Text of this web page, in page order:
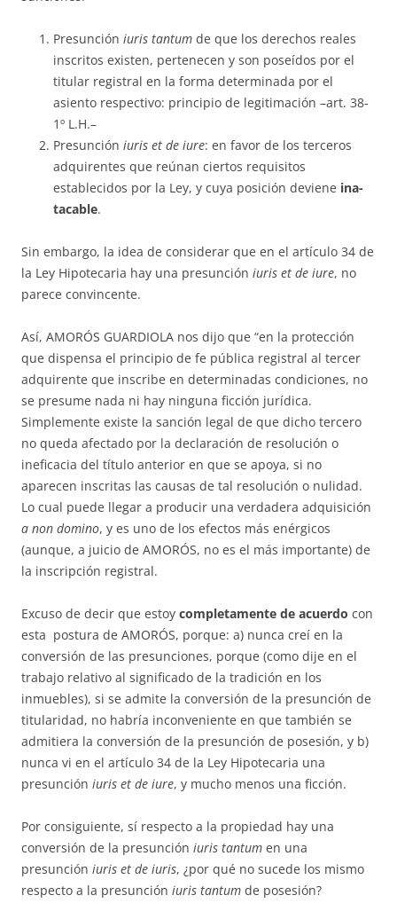
Presunción iuris tantum de que los derechos reales
inscritos existen, per­tenecen y son poseídos por el
titular registral en la forma determinada por el
asiento respectivo: principio de legitimación –art. 38-
1º L.H.–
Presunción iuris et de iure: en favor de los terceros
adquirentes que reú­nan ciertos requisitos
establecidos por la Ley, y cuya posición deviene ina­
tacable.
Sin embargo, la idea de considerar que en el artículo 34 de
la Ley Hi­potecaria hay una presunción iuris et de iure, no
parece convincente.
Así, AMORÓS GUARDIOLA nos dijo que “en la protección
que dis­pen­sa el principio de fe pública registral al tercer
adquirente que ins­cribe en determinadas condiciones, no
se presume nada ni hay ninguna ficción ju­rídica.
Simplemente existe la sanción legal de que dicho tercero
no que­da afectado por la declaración de resolución o
ineficacia del título anterior en que se apoya, si no
aparecen inscritas las causas de tal resolu­ción o nuli­dad.
Lo cual puede llegar a producir una verdadera adquisición
a non do­mino, y es uno de los efectos más enérgicos
(aunque, a juicio de AMO­RÓS, no es el más importante) de
la inscripción registral.
Excuso de decir que estoy completamente de acuerdo con
esta pos­tu­ra de AMORÓS, porque: a) nunca creí en la
conversión de las pre­sun­ciones, porque (como dije en el
trabajo relativo al significado de la tra­dición en los
inmuebles), si se admite la conversión de la presunción de
ti­­tularidad, no habría inconveniente en que también se
admitiera la con­versión de la pre­sunción de posesión, y b)
nunca vi en el artículo 34 de la Ley Hipotecaria una
presunción iuris et de iure, y mucho menos una ficción.
Por consiguiente, sí respecto a la propiedad hay una
conversión de la presunción iuris tantum en una
presunción iuris et de iuris, ¿por qué no sucede los mismo
respecto a la presunción iuris tantum de posesión?